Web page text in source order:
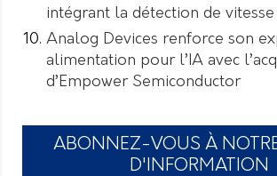
intégrant la détection de
Analog Devices renforce son
alimentation pour l’IA avec
d’Empower Semiconductor
ABONNEZ-VOUS À
D'INFORMATION